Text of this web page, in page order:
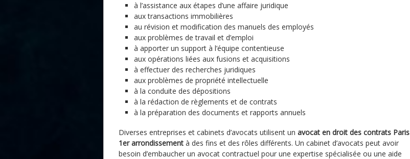
à l’assistance aux étapes d’une affaire juridique
aux transactions immobilières
au révision et modification des manuels des employés
aux problèmes de travail et d’emploi
à apporter un support à l’équipe contentieuse
aux opérations liées aux fusions et acquisitions
à effectuer des recherches juridiques
aux problèmes de propriété intellectuelle
à la conduite des dépositions
à la rédaction de règlements et de contrats
à la préparation des documents et rapports annuels
Diverses entreprises et cabinets d’avocats utilisent un avocat en droit des contrats Paris
1er arrondissement à des fins et des rôles différents. Un cabinet d’avocats peut avoir
besoin d’embaucher un avocat contractuel pour une expertise spécialisée ou une aide